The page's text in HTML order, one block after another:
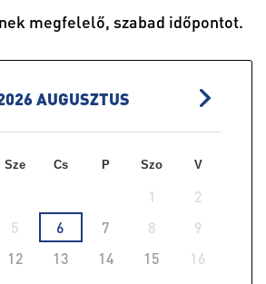
megfelelő, szabad időpontot.
AUGUSZTUS
Sze Cs P Szo V
1
2
5 6 7 8
9
12 13 14 15
16